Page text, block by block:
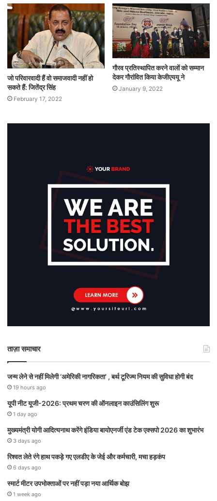
जो परिवारवादी हैं वो समाजवादी नहीं हो
सकते हैं: जितेंद्र सिंह
February 17, 2022
गौरव प्रतिस्थापित करने वालों को सम्मान
देकर गौरांवित किया केजीएययू ने
January 9, 2022
ताज़ा समाचार
जन्म लेने से नहीं मिलेगी ‘अमेरिकी नागरिकता’ , बर्थ टूरिज्म नियम की सुविधा होगी बंद
19 hours ago
यूपी नीट यूजी-2026: प्रथम चरण की ऑनलाइन काउंसिलिंग शुरू
1 day ago
मुख्यमंत्री योगी आदित्यनाथ करेंगे इंडिया बायोएनर्जी एंड टेक एक्सपो 2026 का शुभारंभ
3 days ago
रिश्वत लेते रंगे हाथ पकड़े गए एलडीए के जेई और कर्मचारी, मचा हड़कंप
6 days ago
स्मार्ट मीटर उपभोक्ताओं पर नहीं पड़ा नया आर्थिक बोझ
1 week ago